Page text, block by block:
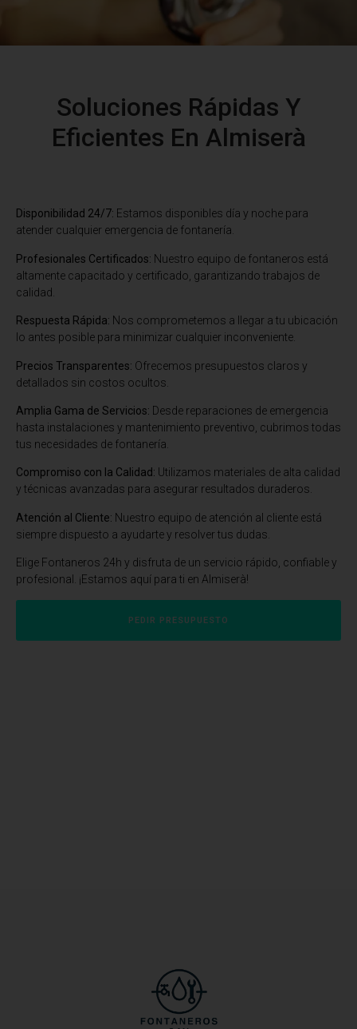
Soluciones Rápidas Y
Eficientes En Almiserà
Disponibilidad 24/7: Estamos disponibles día y noche para
atender cualquier emergencia de fontanería.
Profesionales Certificados: Nuestro equipo de fontaneros está
altamente capacitado y certificado, garantizando trabajos de
calidad.
Respuesta Rápida: Nos comprometemos a llegar a tu ubicación
lo antes posible para minimizar cualquier inconveniente.
Precios Transparentes: Ofrecemos presupuestos claros y
detallados sin costos ocultos.
Amplia Gama de Servicios: Desde reparaciones de emergencia
hasta instalaciones y mantenimiento preventivo, cubrimos todas
tus necesidades de fontanería.
Compromiso con la Calidad: Utilizamos materiales de alta calidad
y técnicas avanzadas para asegurar resultados duraderos.
Atención al Cliente: Nuestro equipo de atención al cliente está
siempre dispuesto a ayudarte y resolver tus dudas.
Elige Fontaneros 24h y disfruta de un servicio rápido, confiable y
profesional. ¡Estamos aquí para ti en Almiserà!
PEDIR PRESUPUESTO